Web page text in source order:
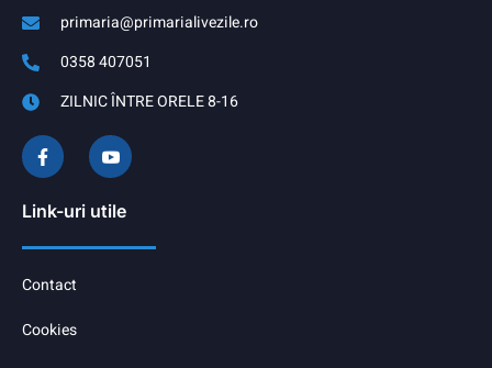
primaria@primarialivezile.ro
0358 407051
ZILNIC ÎNTRE ORELE 8-16
Link-uri utile
Contact
Cookies